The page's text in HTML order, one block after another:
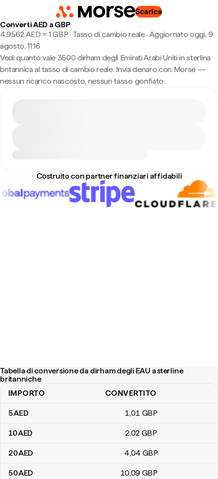
Scarica
Converti AED a GBP
4,9562 AED ≈ 1 GBP · Tasso di cambio reale· Aggiornato oggi, 9
agosto, 11:16
Vedi quanto vale 3500 dirham degli Emirati Arabi Uniti in sterlina
britannica al tasso di cambio reale. Invia denaro con Morse —
nessun ricarico nascosto, nessun tasso gonfiato.
Costruito con partner finanziari affidabili
Tabella di conversione da dirham degli EAU a sterline
britanniche
Tabella di conversione da dirham degli EAU a sterline britanniche
IMPORTO CONVERTITO
5AED 1,01 GBP
10AED 2,02 GBP
20AED 4,04 GBP
50AED 10,09 GBP